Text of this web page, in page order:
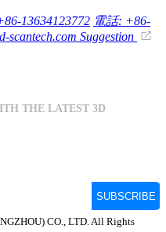
13634123772 電話: +86-
scantech.com Suggestion
CO., LTD. All Rights